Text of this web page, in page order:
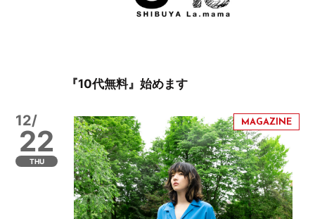
『10代無料』始めます
12/
22
THU